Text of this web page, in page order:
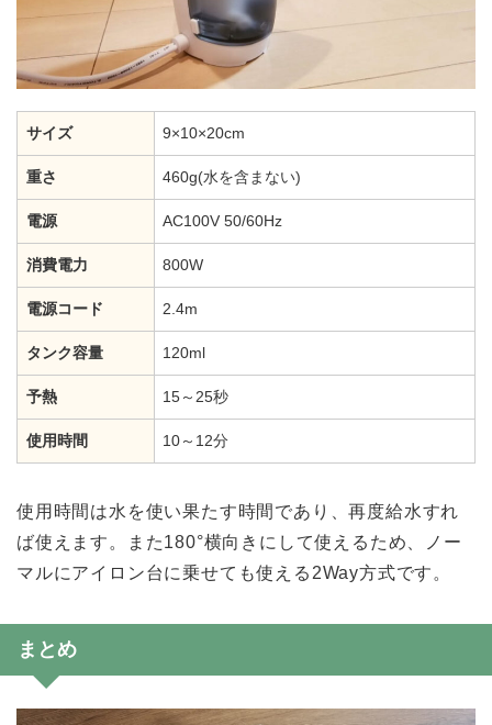
サイズ 9×10×20cm
重さ 460g(水を含まない)
電源 AC100V 50/60Hz
消費電力 800W
電源コード 2.4m
タンク容量 120ml
予熱 15～25秒
使用時間 10～12分
使用時間は水を使い果たす時間であり、再度給水すれ
ば使えます。また180°横向きにして使えるため、ノー
マルにアイロン台に乗せても使える2Way方式です。
まとめ